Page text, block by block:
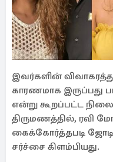
இவர்களின்
காரணமாக இருப்பது
என்று கூறப்பட்ட
திருமணத்தில், ரவி
கைக்கோர்த்தபடி
சர்ச்சை கிளம்பியது.